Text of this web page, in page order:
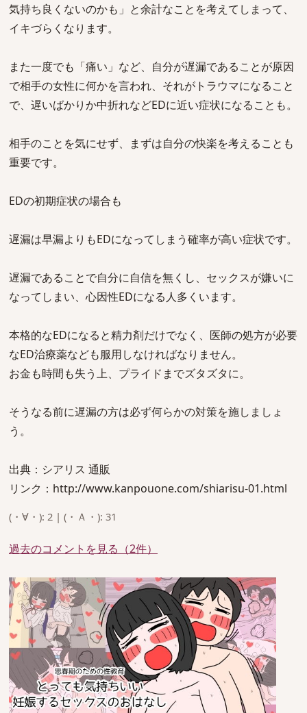
気持ち良くないのかも」と余計なことを考えてしまって、
イキづらくなります。
また一度でも「痛い」など、自分が遅漏であることが原因
で相手の女性に何かを言われ、それがトラウマになること
で、遅いばかりか中折れなどEDに近い症状になることも。
相手のことを気にせず、まずは自分の快楽を考えることも
重要です。
EDの初期症状の場合も
遅漏は早漏よりもEDになってしまう確率が高い症状です。
遅漏であることで自分に自信を無くし、セックスが嫌いに
なってしまい、心因性EDになる人多くいます。
本格的なEDになると精力剤だけでなく、医師の処方が必要
なED治療薬なども服用しなければなりません。
お金も時間も失う上、プライドまでズタズタに。
そうなる前に遅漏の方は必ず何らかの対策を施しましょ
う。
出典：シアリス 通販
リンク：http://www.kanpouone.com/shiarisu-01.html
(・∀・): 2 | (・Ａ・): 31
過去のコメントを見る（2件）